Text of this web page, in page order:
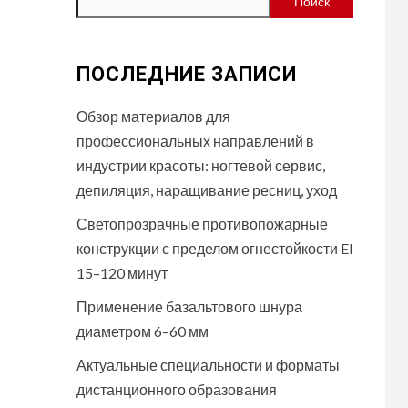
ПОСЛЕДНИЕ ЗАПИСИ
Обзор материалов для
профессиональных направлений в
индустрии красоты: ногтевой сервис,
депиляция, наращивание ресниц, уход
Светопрозрачные противопожарные
конструкции с пределом огнестойкости EI
15–120 минут
Применение базальтового шнура
диаметром 6–60 мм
Актуальные специальности и форматы
дистанционного образования